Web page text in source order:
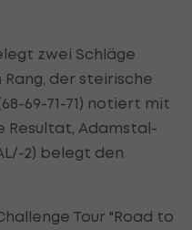
zwei Schläge
der steirische
69-71-71) notiert mit
Resultat, Adamstal-
2) belegt den
Tour "Road to